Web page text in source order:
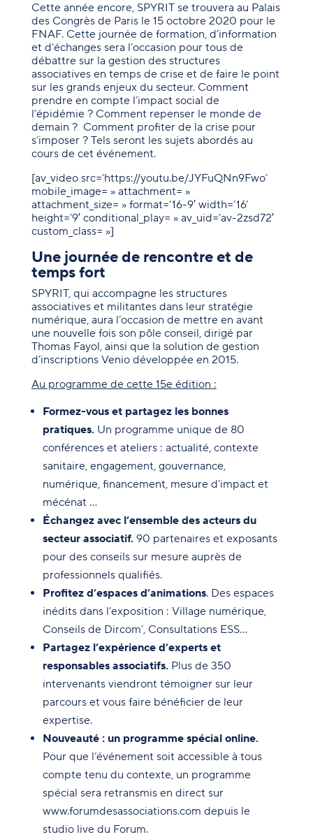
Cette année encore, SPYRIT se trouvera au Palais
des Congrès de Paris le 15 octobre 2020 pour le
FNAF. Cette journée de formation, d’information
et d’échanges sera l’occasion pour tous de
débattre sur la gestion des structures
associatives en temps de crise et de faire le point
sur les grands enjeux du secteur. Comment
prendre en compte l’impact social de
l’épidémie ? Comment repenser le monde de
demain ? Comment profiter de la crise pour
s’imposer ? Tels seront les sujets abordés au
cours de cet événement.
[av_video src=’https://youtu.be/JYFuQNn9Fwo’
mobile_image= » attachment= »
attachment_size= » format=’16-9′ width=’16’
height=’9′ conditional_play= » av_uid=’av-2zsd72′
custom_class= »]
Une journée de rencontre et de
temps fort
SPYRIT, qui accompagne les structures
associatives et militantes dans leur stratégie
numérique, aura l’occasion de mettre en avant
une nouvelle fois son pôle conseil, dirigé par
Thomas Fayol, ainsi que la solution de gestion
d’inscriptions Venio développée en 2015.
Au programme de cette 15e édition :
Formez-vous et partagez les bonnes
pratiques.Un programme unique de 80
conférences et ateliers : actualité, contexte
sanitaire, engagement, gouvernance,
numérique, financement, mesure d’impact et
mécénat …
Échangez avec l’ensemble des acteurs du
secteur associatif.90 partenaires et exposants
pour des conseils sur mesure auprès de
professionnels qualifiés.
Profitez d’espaces d’animations. Des espaces
inédits dans l’exposition : Village numérique,
Conseils de Dircom’, Consultations ESS…
Partagez l’expérience d’experts et
responsables associatifs.Plus de 350
intervenants viendront témoigner sur leur
parcours et vous faire bénéficier de leur
expertise.
Nouveauté : un programme spécial online.
Pour que l’événement soit accessible à tous
compte tenu du contexte, un programme
spécial sera retransmis en direct sur
www.forumdesassociations.com depuis le
studio live du Forum.